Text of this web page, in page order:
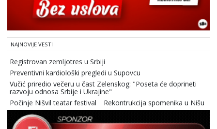
NAJNOVIJE VESTI
Registrovan zemljotres u Srbiji
Preventivni kardiološki pregledi u Supovcu
Vučić priredio večeru u čast Zelenskog: "Poseta će doprineti
razvoju odnosa Srbije i Ukrajine"
Počinje Nišvil teatar festival
Rekontrukcija spomenika u Nišu